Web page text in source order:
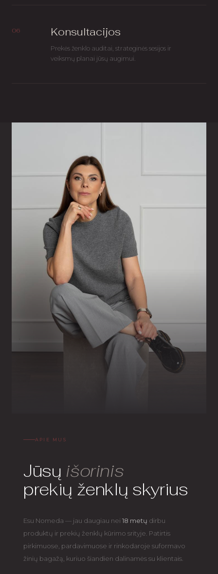
06 Konsultacijos
Prekės ženklo auditai, strateginės sesijos ir
veiksmų planai jūsų augimui.
APIE MUS
Jūsų išorinis
prekių ženklų skyrius
Esu Nomeda — jau daugiau nei 18 metų dirbu
produktų ir prekių ženklų kūrimo srityje. Patirtis
pirkimuose, pardavimuose ir rinkodaroje suformavo
žinių bagažą, kuriuo šiandien dalinamės su klientais.